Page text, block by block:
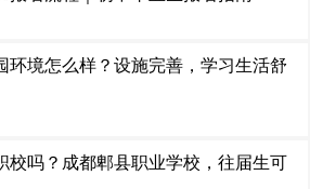
环境怎么样？设施完善，学习生活舒
校吗？成都郫县职业学校，往届生可